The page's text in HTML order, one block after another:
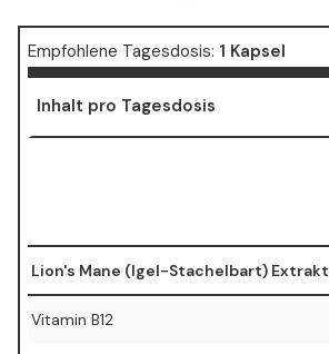
Empfohlene Tagesdosis: 1 Kapsel
Inhalt pro Tagesdosis
Lion's Mane (Igel-Stachelbart) Extrakt
Vitamin B12